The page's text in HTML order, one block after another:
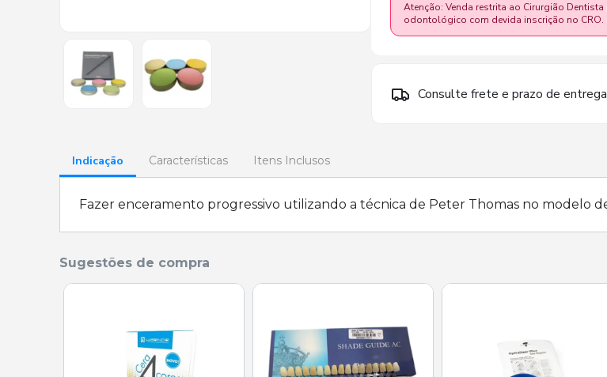
Atenção: Venda restrita ao Cirurgião
odontológico com devida inscrição no CRO.
Consulte frete e prazo de entrega
Indicação Características Itens Inclusos
Fazer enceramento progressivo utilizando a técnica de Peter Thomas no modelo
Sugestões de compra